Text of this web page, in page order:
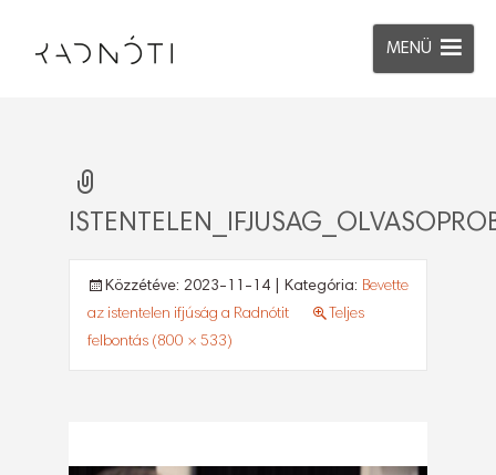
MENÜ
Közzétéve: 2023-11-14 | Kategória: Bevette
az istentelen ifjúság a Radnótit
Teljes
felbontás (800 × 533)